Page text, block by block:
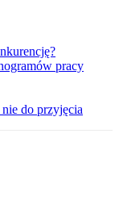
pracy
do przyjęcia